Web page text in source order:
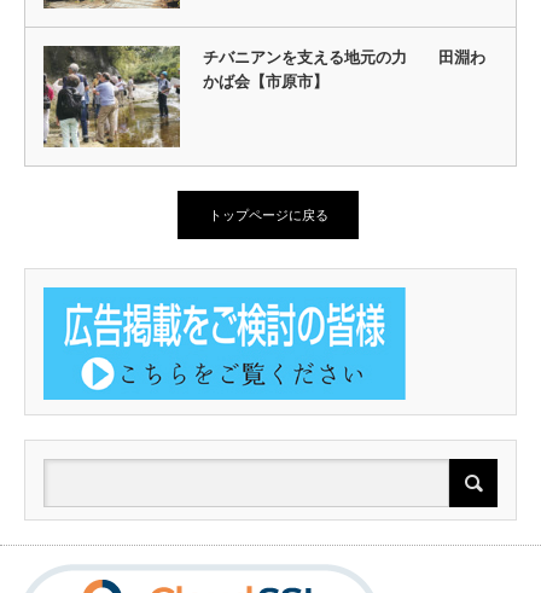
チバニアンを支える地元の力 田淵わ
かば会【市原市】
トップページに戻る